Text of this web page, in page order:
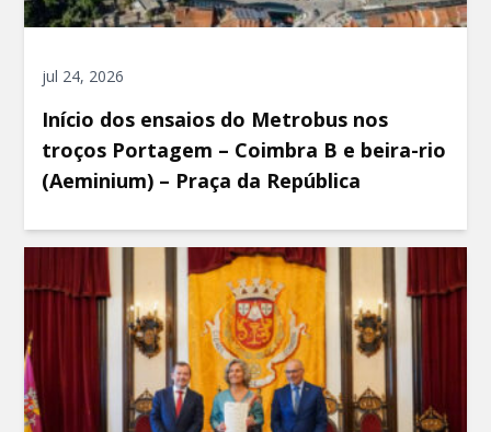
jul 24, 2026
Início dos ensaios do Metrobus nos
troços Portagem – Coimbra B e beira-rio
(Aeminium) – Praça da República